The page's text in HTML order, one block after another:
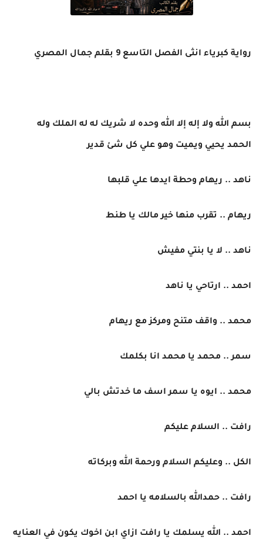
رواية كبرياء انثى الفصل التاسع 9 بقلم جمال المصري
بسم الله ولا إله إلا الله وحده لا شريك له له الملك وله
الحمد يحيي ويميت وهو علي كل شئ قدير
ناهد .. ريهام وحطة ايدها علي قلبها
ريهام .. تقرب منها خير مالك يا طنط
ناهد .. لا يا بنتي مفيش
احمد .. ارتاحي يا ناهد
محمد .. واقف متنح ومركز مع ريهام
سمر .. محمد يا محمد انا بكلمك
محمد .. ايوه يا سمر اسف ما خدتش بالي
رافت .. السلام عليكم
الكل .. وعليكم السلام ورحمة الله وبركاته
رافت .. حمدالله بالسلامه يا احمد
احمد .. الله يسلمك يا رافت ازاي ابن اخوك يكون في العنايه